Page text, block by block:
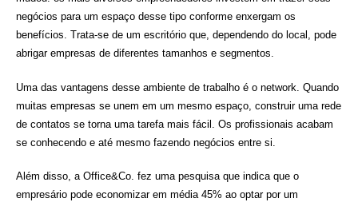
negócios para um espaço desse tipo conforme enxergam os
benefícios. Trata-se de um escritório que, dependendo do local, pode
abrigar empresas de diferentes tamanhos e segmentos.
Uma das vantagens desse ambiente de trabalho é o network. Quando
muitas empresas se unem em um mesmo espaço, construir uma rede
de contatos se torna uma tarefa mais fácil. Os profissionais acabam
se conhecendo e até mesmo fazendo negócios entre si.
Além disso, a Office&Co. fez uma pesquisa que indica que o
empresário pode economizar em média 45% ao optar por um